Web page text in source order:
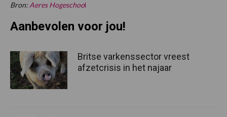
Bron: Aeres Hogeschool
Aanbevolen voor jou!
Britse varkenssector vreest
afzetcrisis in het najaar